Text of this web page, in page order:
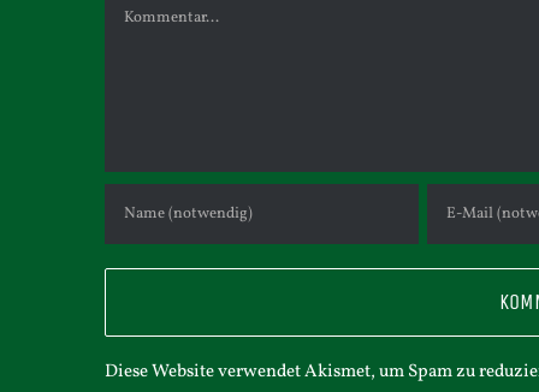
Kommentar
Diese Website verwendet Akismet, um Spam zu